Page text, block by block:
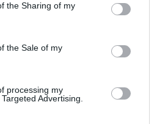
the Sharing of my
the Sale of my
processing my
Advertising.
είναι:
αγώνας ΑΜΕΑΣ 600μ : (1€